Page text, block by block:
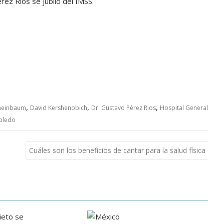
, David Kershenobich, Dr. Gustavo Pérez Rios, Hospital General
Cuáles son los beneficios de cantar para la salud física